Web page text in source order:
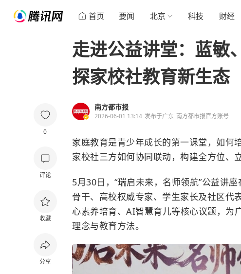
首页 要闻 北京 科技 财经
0
评论
收藏
分享
走进公益讲堂：蓝敏
探家校社教育新生态
南方都市报
2026-06-01 13:14 发布于广东 南方都市报官方账号
家庭教育是青少年成长的第一课堂，如何
家校社三方如何协同联动，构建全方位、
5月30日，“瑞启未来，名师领航”公益讲
骨干、高校权威专家、学生家长及社区代
心素养培育、AI智慧育儿等核心议题，为
理念与教育方法。